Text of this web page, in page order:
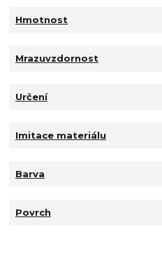
Hmotnost
Mrazuvzdornost
Určení
Imitace materiálu
Barva
Povrch